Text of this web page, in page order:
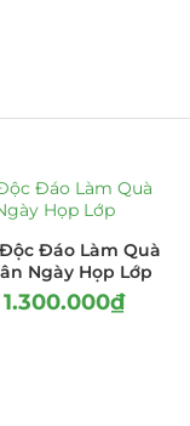
Đáo Làm Quà
Ngày Họp Lớp
1.300.000₫